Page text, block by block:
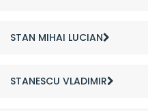
STAN MIHAI LUCIAN
STANESCU VLADIMIR